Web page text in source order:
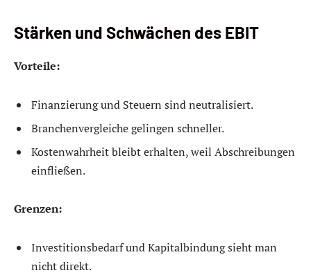
Stärken und Schwächen des EBIT
Vorteile:
Finanzierung und Steuern sind neutralisiert.
Branchenvergleiche gelingen schneller.
Kostenwahrheit bleibt erhalten, weil Abschreibungen
einfließen.
Grenzen:
Investitionsbedarf und Kapitalbindung sieht man
nicht direkt.